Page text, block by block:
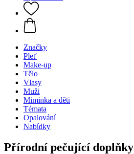
Značky
Pleť
Make-up
Tělo
Vlasy
Muži
Miminka a děti
Témata
Opalování
Nabídky
Přírodní pečující doplňky